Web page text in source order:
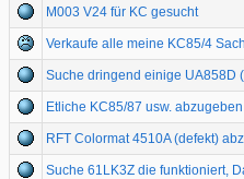
M003 V24 für KC gesucht
Verkaufe alle meine KC85/4
Suche dringend einige UA858D
Etliche KC85/87 usw. abzugeben
RFT Colormat 4510A (defekt)
Suche 61LK3Z die funktioniert,